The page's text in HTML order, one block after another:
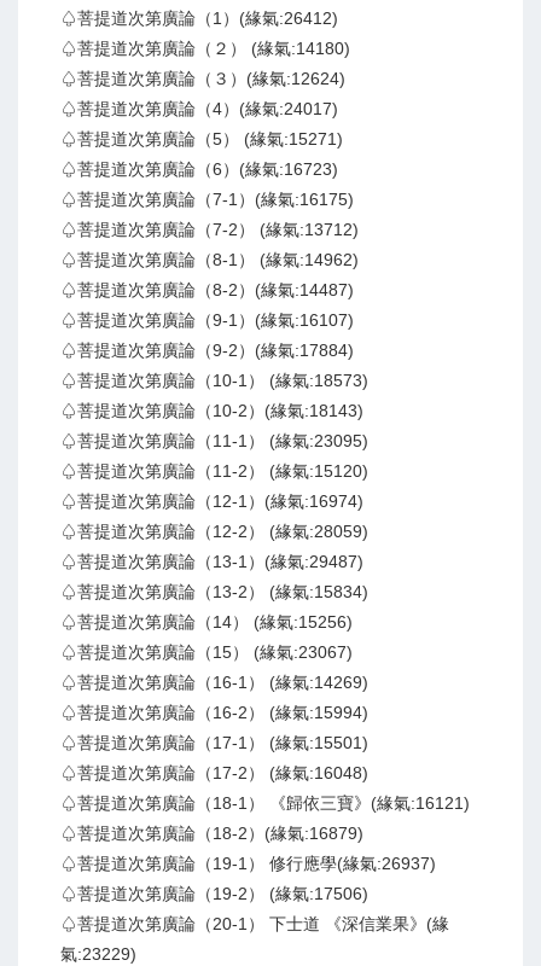
♤菩提道次第廣論（1）(緣氣:26412)
♤菩提道次第廣論（２） (緣氣:14180)
♤菩提道次第廣論（３）(緣氣:12624)
♤菩提道次第廣論（4）(緣氣:24017)
♤菩提道次第廣論（5） (緣氣:15271)
♤菩提道次第廣論（6）(緣氣:16723)
♤菩提道次第廣論（7-1）(緣氣:16175)
♤菩提道次第廣論（7-2） (緣氣:13712)
♤菩提道次第廣論（8-1） (緣氣:14962)
♤菩提道次第廣論（8-2）(緣氣:14487)
♤菩提道次第廣論（9-1）(緣氣:16107)
♤菩提道次第廣論（9-2）(緣氣:17884)
♤菩提道次第廣論（10-1） (緣氣:18573)
♤菩提道次第廣論（10-2）(緣氣:18143)
♤菩提道次第廣論（11-1） (緣氣:23095)
♤菩提道次第廣論（11-2） (緣氣:15120)
♤菩提道次第廣論（12-1）(緣氣:16974)
♤菩提道次第廣論（12-2） (緣氣:28059)
♤菩提道次第廣論（13-1）(緣氣:29487)
♤菩提道次第廣論（13-2） (緣氣:15834)
♤菩提道次第廣論（14） (緣氣:15256)
♤菩提道次第廣論（15） (緣氣:23067)
♤菩提道次第廣論（16-1） (緣氣:14269)
♤菩提道次第廣論（16-2） (緣氣:15994)
♤菩提道次第廣論（17-1） (緣氣:15501)
♤菩提道次第廣論（17-2） (緣氣:16048)
♤菩提道次第廣論（18-1） 《歸依三寶》(緣氣:16121)
♤菩提道次第廣論（18-2）(緣氣:16879)
♤菩提道次第廣論（19-1） 修行應學(緣氣:26937)
♤菩提道次第廣論（19-2） (緣氣:17506)
♤菩提道次第廣論（20-1） 下士道 《深信業果》(緣
氣:23229)